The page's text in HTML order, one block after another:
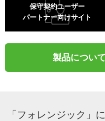
保守契約ユーザー
パートナー向けサイト
製品につい
「フォレンジック」